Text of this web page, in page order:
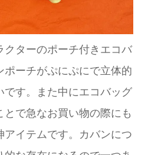
ターのポーチ付きエコバ
ポーチがぷにぷにで立体的
です。また中にエコバッグ
で急なお買い物の際にも
イテムです。カバンにつ